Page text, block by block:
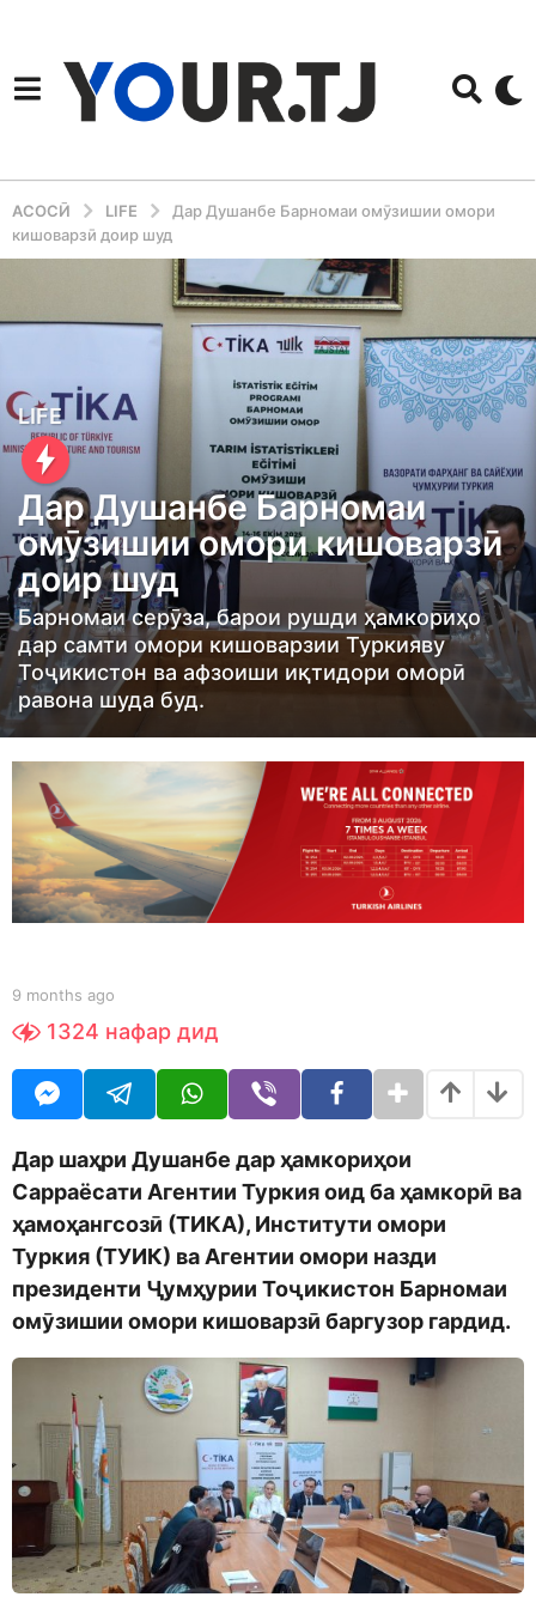
АСОСӢ LIFE
Дар Душанбе Барномаи омӯзишии омори
кишоварзӣ доир шуд
9
m
o
n
t
h
s
a
g
o
9
t
h
g
o
LIFE
Дар Душанбе Барномаи
омӯзишии омори кишоварзӣ
доир шуд
Барномаи серӯза, барои рушди ҳамкориҳо
дар самти омори кишоварзии Туркияву
Тоҷикистон ва афзоиши иқтидори оморӣ
равона шуда буд.
b
S
h
d
o
n
9 months ago
o
t
h
a
o
1324 нафар дид
Дар шаҳри Душанбе дар ҳамкориҳои
Сарраёсати Агентии Туркия оид ба ҳамкорӣ ва
ҳамоҳангсозӣ (ТИКА), Институти омори
Туркия (ТУИК) ва Агентии омори назди
президенти Ҷумҳурии Тоҷикистон Барномаи
омӯзишии омори кишоварзӣ баргузор гардид.